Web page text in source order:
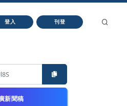
登入 刊登
新聞稿